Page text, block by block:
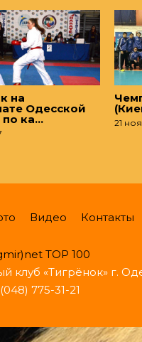
на
Одесской
по ка… 21
Видео Контакты
клуб «Тигрёнок» г.
775-31-21